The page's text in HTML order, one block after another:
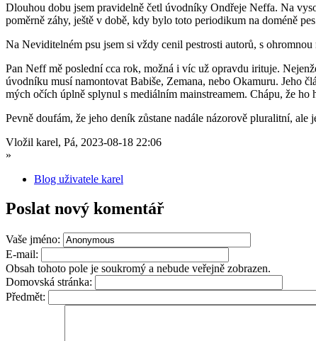
Dlouhou dobu jsem pravidelně četl úvodníky Ondřeje Neffa. Na
poměrně záhy, ještě v době, kdy bylo toto periodikum na doméně
Na Neviditelném psu jsem si vždy cenil pestrosti autorů, s
Pan Neff mě poslední cca rok, možná i víc už opravdu irituje.
úvodníku musí namontovat Babiše, Zemana, nebo Okamuru. Jeho
mých očích úplně splynul s mediálním mainstreamem. Chápu, že
Pevně doufám, že jeho deník zůstane nadále názorově pluralitní,
Vložil karel, Pá, 2023-08-18 22:06
»
Blog uživatele karel
Poslat nový komentář
Vaše jméno:
E-mail:
Obsah tohoto pole je soukromý a nebude veřejně zobrazen.
Domovská stránka:
Předmět: